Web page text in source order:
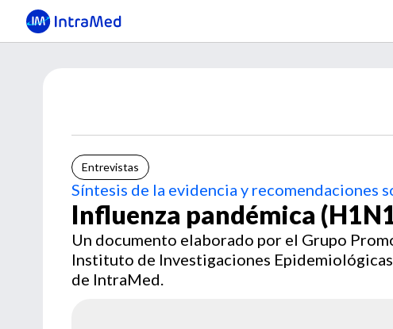
Entrevistas
Síntesis de la evidencia y recomendaciones
Influenza pandémica
Un documento elaborado por el Grupo
Instituto de Investigaciones
de IntraMed.